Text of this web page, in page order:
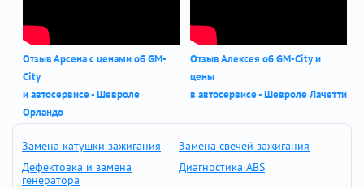
Отзыв Арсена с ценами об GM-
City
и автосервисе - Шевроле
Орландо
Отзыв Алексея об GM-City и
цены
в автосервисе - Шевроле Лачетти
Замена катушки зажигания
Замена свечей зажигания
Дефектовка и замена
генератора
Диагностика ABS